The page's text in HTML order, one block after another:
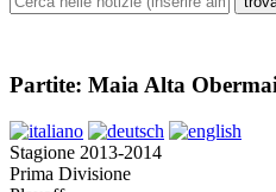
Partite: Maia Alta
Stagione 2013-2014
Prima Divisione